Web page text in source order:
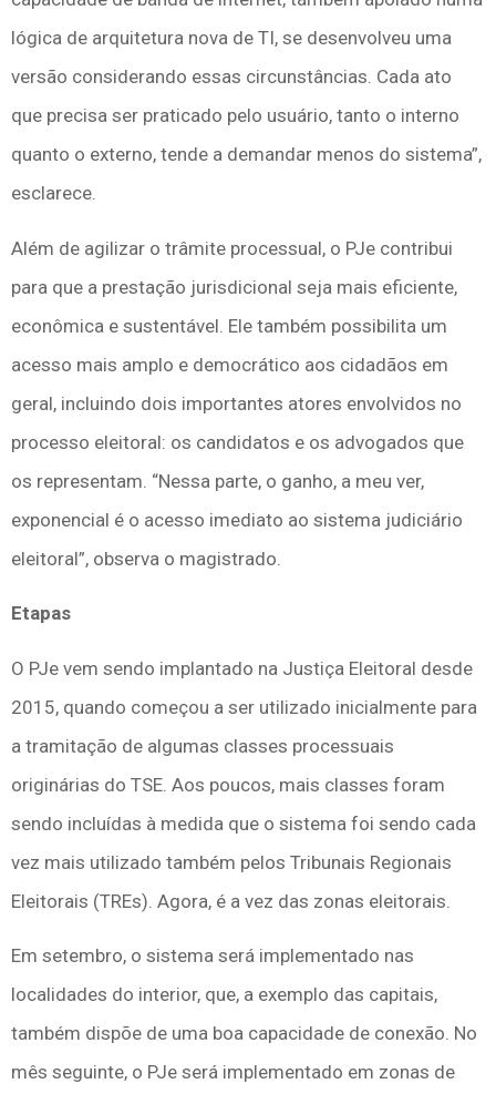
lógica de arquitetura nova de TI, se desenvolveu uma
versão considerando essas circunstâncias. Cada ato
que precisa ser praticado pelo usuário, tanto o interno
quanto o externo, tende a demandar menos do sistema”,
esclarece.
Além de agilizar o trâmite processual, o PJe contribui
para que a prestação jurisdicional seja mais eficiente,
econômica e sustentável. Ele também possibilita um
acesso mais amplo e democrático aos cidadãos em
geral, incluindo dois importantes atores envolvidos no
processo eleitoral: os candidatos e os advogados que
os representam. “Nessa parte, o ganho, a meu ver,
exponencial é o acesso imediato ao sistema judiciário
eleitoral”, observa o magistrado.
Etapas
O PJe vem sendo implantado na Justiça Eleitoral desde
2015, quando começou a ser utilizado inicialmente para
a tramitação de algumas classes processuais
originárias do TSE. Aos poucos, mais classes foram
sendo incluídas à medida que o sistema foi sendo cada
vez mais utilizado também pelos Tribunais Regionais
Eleitorais (TREs). Agora, é a vez das zonas eleitorais.
Em setembro, o sistema será implementado nas
localidades do interior, que, a exemplo das capitais,
também dispõe de uma boa capacidade de conexão. No
mês seguinte, o PJe será implementado em zonas de